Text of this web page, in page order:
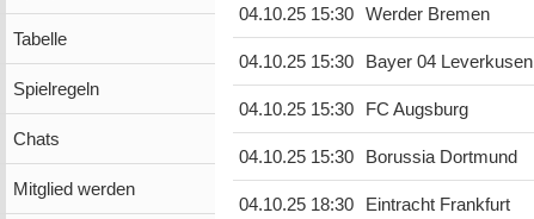
Tabelle
Spielregeln
Chats
Mitglied werden
04.10.25 15:30 Werder Bremen
04.10.25 15:30 Bayer 04 Leverkusen
04.10.25 15:30 FC Augsburg
04.10.25 15:30 Borussia Dortmund
04.10.25 18:30 Eintracht Frankfurt